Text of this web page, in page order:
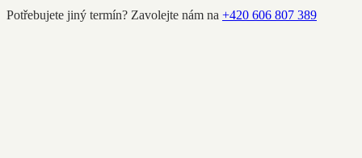
Potřebujete jiný termín? Zavolejte nám na +420 606 807 389